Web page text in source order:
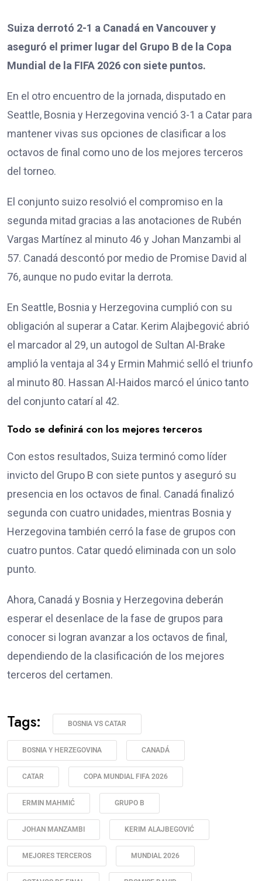
Suiza derrotó 2-1 a Canadá en Vancouver y
aseguró el primer lugar del Grupo B de la Copa
Mundial de la FIFA 2026 con siete puntos.
En el otro encuentro de la jornada, disputado en
Seattle, Bosnia y Herzegovina venció 3-1 a Catar para
mantener vivas sus opciones de clasificar a los
octavos de final como uno de los mejores terceros
del torneo.
El conjunto suizo resolvió el compromiso en la
segunda mitad gracias a las anotaciones de Rubén
Vargas Martínez al minuto 46 y Johan Manzambi al
57. Canadá descontó por medio de Promise David al
76, aunque no pudo evitar la derrota.
En Seattle, Bosnia y Herzegovina cumplió con su
obligación al superar a Catar. Kerim Alajbegović abrió
el marcador al 29, un autogol de Sultan Al-Brake
amplió la ventaja al 34 y Ermin Mahmić selló el triunfo
al minuto 80. Hassan Al-Haidos marcó el único tanto
del conjunto catarí al 42.
Todo se definirá con los mejores terceros
Con estos resultados, Suiza terminó como líder
invicto del Grupo B con siete puntos y aseguró su
presencia en los octavos de final. Canadá finalizó
segunda con cuatro unidades, mientras Bosnia y
Herzegovina también cerró la fase de grupos con
cuatro puntos. Catar quedó eliminada con un solo
punto.
Ahora, Canadá y Bosnia y Herzegovina deberán
esperar el desenlace de la fase de grupos para
conocer si logran avanzar a los octavos de final,
dependiendo de la clasificación de los mejores
terceros del certamen.
Tags: BOSNIA VS CATAR
BOSNIA Y HERZEGOVINA CANADÁ
CATAR COPA MUNDIAL FIFA 2026
ERMIN MAHMIĆ GRUPO B
JOHAN MANZAMBI KERIM ALAJBEGOVIĆ
MEJORES TERCEROS MUNDIAL 2026